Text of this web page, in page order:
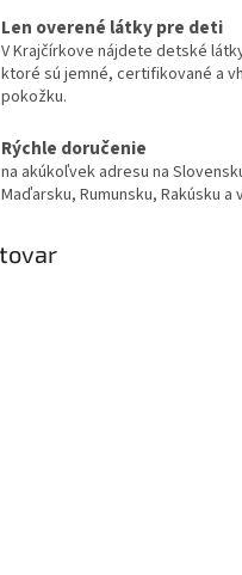
Len overené látky pre deti
V Krajčírkove nájdete detské
ktoré sú jemné, certifikované a
pokožku.
Rýchle doručenie
na akúkoľvek adresu na
Maďarsku, Rumunsku, Rakúsku a